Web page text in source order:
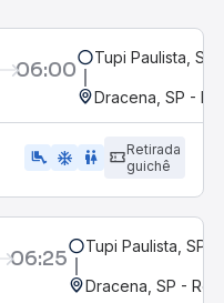
06:00 Tupi Paulista, SP
Dracena, SP -
airline_seat_legroom_extra ac_unit WC
Retirada
guichê
06:25 Tupi Paulista, SP
Dracena, SP -